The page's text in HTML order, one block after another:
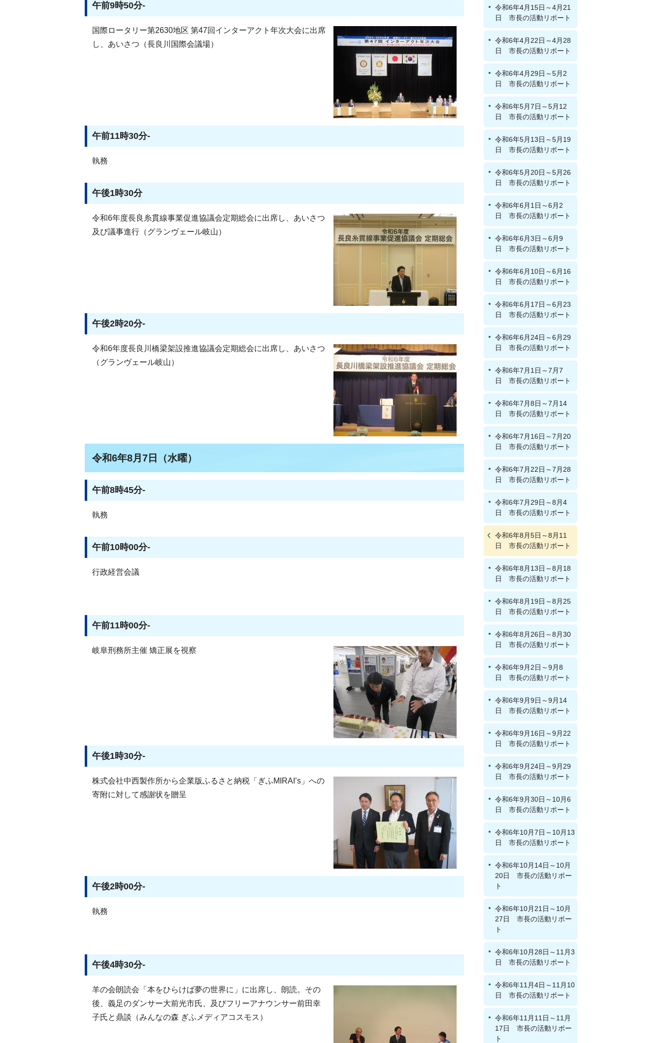
午前9時50分-
国際ロータリー第2630地区 第47回インターアクト年次大会に出席
し、あいさつ（長良川国際会議場）
午前11時30分-
執務
午後1時30分
令和6年度長良糸貫線事業促進協議会定期総会に出席し、あいさつ
及び議事進行（グランヴェール岐山）
午後2時20分-
令和6年度長良川橋梁架設推進協議会定期総会に出席し、あいさつ
（グランヴェール岐山）
令和6年8月7日（水曜）
午前8時45分-
執務
午前10時00分-
行政経営会議
午前11時00分-
岐阜刑務所主催 矯正展を視察
午後1時30分-
株式会社中西製作所から企業版ふるさと納税「ぎふMIRAI’s」への
寄附に対して感謝状を贈呈
午後2時00分-
執務
午後4時30分-
羊の会朗読会「本をひらけば夢の世界に」に出席し、朗読。その
後、義足のダンサー大前光市氏、及びフリーアナウンサー前田幸
子氏と鼎談（みんなの森 ぎふメディアコスモス）
令和6年4月15日～4月21
日 市長の活動リポート
令和6年4月22日～4月28
日 市長の活動リポート
令和6年4月29日～5月2
日 市長の活動リポート
令和6年5月7日～5月12
日 市長の活動リポート
令和6年5月13日～5月19
日 市長の活動リポート
令和6年5月20日～5月26
日 市長の活動リポート
令和6年6月1日～6月2
日 市長の活動リポート
令和6年6月3日～6月9
日 市長の活動リポート
令和6年6月10日～6月16
日 市長の活動リポート
令和6年6月17日～6月23
日 市長の活動リポート
令和6年6月24日～6月29
日 市長の活動リポート
令和6年7月1日～7月7
日 市長の活動リポート
令和6年7月8日～7月14
日 市長の活動リポート
令和6年7月16日～7月20
日 市長の活動リポート
令和6年7月22日～7月28
日 市長の活動リポート
令和6年7月29日～8月4
日 市長の活動リポート
令和6年8月5日～8月11
日 市長の活動リポート
令和6年8月13日～8月18
日 市長の活動リポート
令和6年8月19日～8月25
日 市長の活動リポート
令和6年8月26日～8月30
日 市長の活動リポート
令和6年9月2日～9月8
日 市長の活動リポート
令和6年9月9日～9月14
日 市長の活動リポート
令和6年9月16日～9月22
日 市長の活動リポート
令和6年9月24日～9月29
日 市長の活動リポート
令和6年9月30日～10月6
日 市長の活動リポート
令和6年10月7日～10月13
日 市長の活動リポート
令和6年10月14日～10月
20日 市長の活動リポー
ト
令和6年10月21日～10月
27日 市長の活動リポー
ト
令和6年10月28日～11月3
日 市長の活動リポート
令和6年11月4日～11月10
日 市長の活動リポート
令和6年11月11日～11月
17日 市長の活動リポー
ト